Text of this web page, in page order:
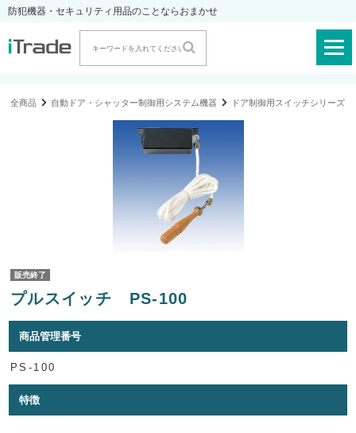
防犯機器・セキュリティ用品のことならおまかせ
全商品 自動ドア・シャッター制御用システム機器 ドア制御用スイッチシリーズ
販売終了
プルスイッチ PS-100
商品管理番号
PS-100
特徴